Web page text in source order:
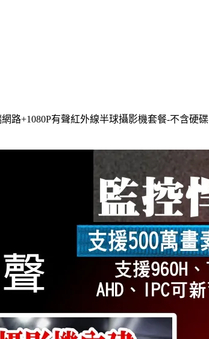
路+1080P有聲紅外線半球攝影機套餐-不含硬碟